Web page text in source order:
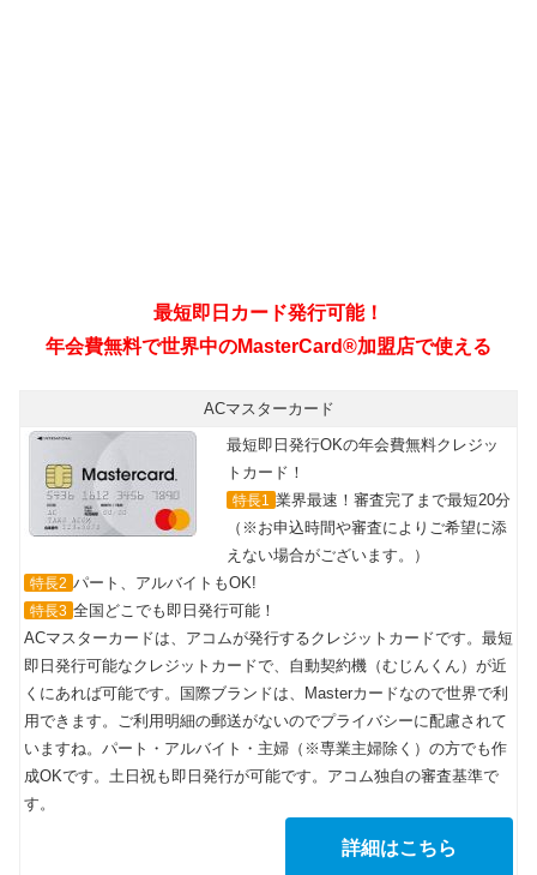
最短即日カード発行可能！
年会費無料で世界中のMasterCard®加盟店で使える
ACマスターカード
最短即日発行OKの年会費無料クレジッ
トカード！
特長1 業界最速！審査完了まで最短20分
（※お申込時間や審査によりご希望に添
えない場合がございます。）
特長2 パート、アルバイトもOK!
特長3 全国どこでも即日発行可能！
ACマスターカードは、アコムが発行するクレジットカードです。最短
即日発行可能なクレジットカードで、自動契約機（むじんくん）が近
くにあれば可能です。国際ブランドは、Masterカードなので世界で利
用できます。ご利用明細の郵送がないのでプライバシーに配慮されて
いますね。パート・アルバイト・主婦（※専業主婦除く）の方でも作
成OKです。土日祝も即日発行が可能です。アコム独自の審査基準で
す。
詳細はこちら